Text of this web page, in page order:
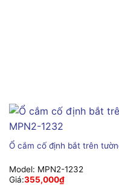
Ổ cắm cố định bắt trên
Model: MPN2-1232
Giá:355,000₫